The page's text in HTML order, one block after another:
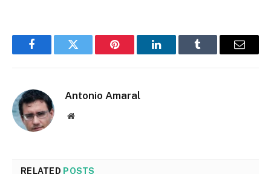
FacebookTwitter Pinterest LinkedInTumblr Email
Antonio Amaral
Website
RELATED POSTS